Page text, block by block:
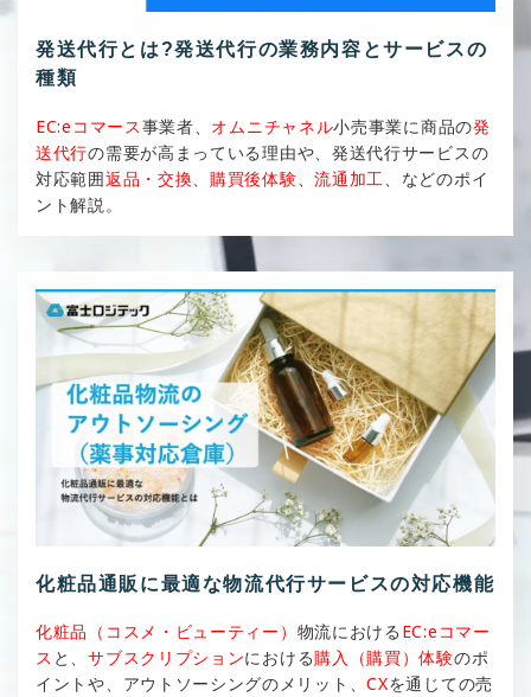
発送代行とは?発送代行の業務内容とサービスの
種類
EC:eコマース事業者、 オムニチャネル小売事業に商品の発
送代行の需要が高まっている理由や、発送代行サービスの
対応範囲返品・交換、購買後体験 、流通加工
、などのポイ
ント解説。
化粧品通販に最適な物流代行サービスの対応機能
化粧品（コスメ・ビューティー） 物流における EC:eコマー
ス と、サブスクリプションにおける購入（購買）体験のポ
イントや、アウトソーシングのメリット、CXを通じての売